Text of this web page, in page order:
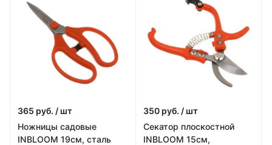
365 руб. / шт
Ножницы садовые
INBLOOM 19см, сталь
350 руб. / шт
Секатор плоскостной
INBLOOM 15см,